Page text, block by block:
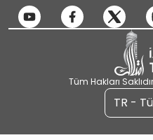
Tüm Hakları
TR -